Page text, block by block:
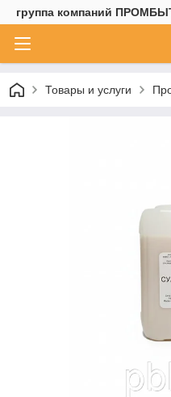
группа компаний
Товары и услуги